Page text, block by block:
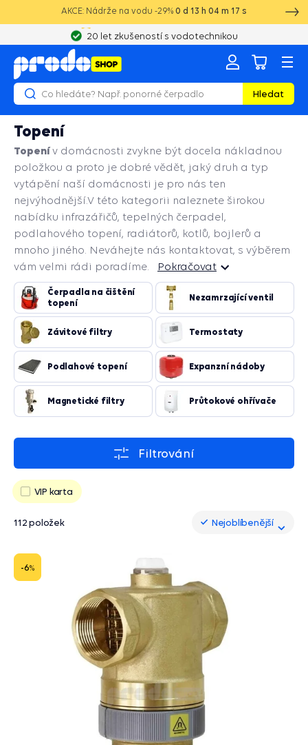
AKCE: Nádrže na vodu -29% 0 d 13 h 04 m 15 s
20 let zkušeností s vodotechnikou
Hledat
Topení
Topenív domácnosti zvykne být docela nákladnou
položkou a proto je dobré vědět, jaký druh a typ
vytápění naší domácnosti je pro nás ten
nejvýhodnější.V této kategorii naleznete širokou
nabídku infrazářičů, tepelných čerpadel,
podlahového topení, radiátorů, kotlů, bojlerů a
mnoho jiného. Neváhejte nás kontaktovat, s výběrem
vám velmi rádi poradíme.
Pokračovat
PokračovatČerpadla na čištění
topení
Nezamrzající ventil
Závitové filtry Termostaty
Podlahové topení Expanzní nádoby
Magnetické filtry Průtokové ohřívače
Filtrování
VIP karta
112 položek Nejoblíbenější
Nejoblíbenější
-6%